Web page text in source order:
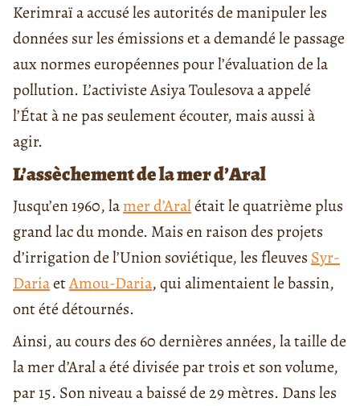
Kerimraï a accusé les autorités de manipuler les
données sur les émissions et a demandé le passage
aux normes européennes pour l’évaluation de la
pollution. L’activiste Asiya Toulesova a appelé
l’État à ne pas seulement écouter, mais aussi à
agir.
L’assèchement de la mer d’Aral
Jusqu’en 1960, lamer d’Aralétait le quatrième plus
grand lac du monde. Mais en raison des projets
d’irrigation de l’Union soviétique, les fleuves Syr-
DariaetAmou-Daria, qui alimentaient le bassin,
ont été détournés.
Ainsi, au cours des 60 dernières années, la taille de
la mer d’Aral a été divisée par trois et son volume,
par 15. Son niveau a baissé de 29 mètres. Dans les